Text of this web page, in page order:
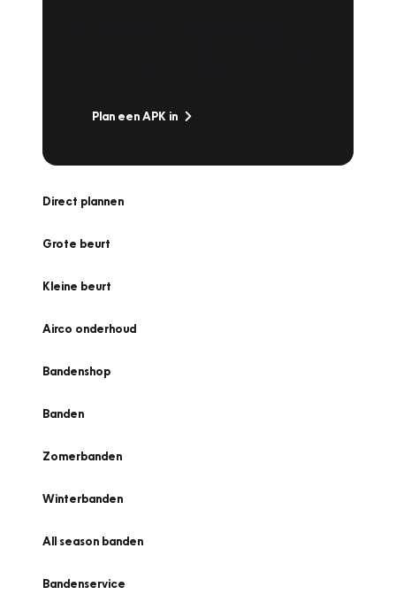
Plan een APK in
Direct plannen
Grote beurt
Kleine beurt
Airco onderhoud
Bandenshop
Banden
Zomerbanden
Winterbanden
All season banden
Bandenservice